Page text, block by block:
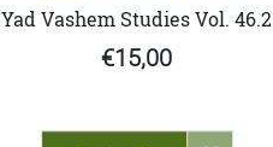
Yad Vashem Studies Vol. 46.2
€15,00